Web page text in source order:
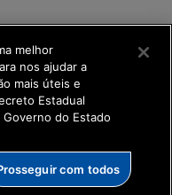
de Transformação
melhor
nos ajudar a
mais úteis e
Estadual
do Estado
com todos